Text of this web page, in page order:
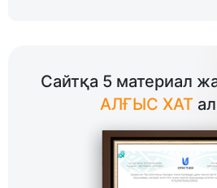
Сайтқа 5 материал
АЛҒЫС ХАТ